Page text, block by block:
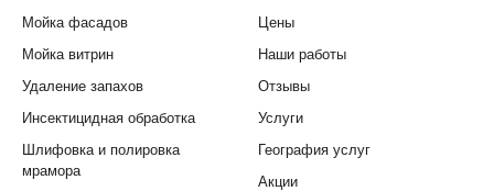
Мойка фасадов
Мойка витрин
Удаление запахов
Инсектицидная обработка
Шлифовка и полировка
мрамора
Цены
Наши работы
Отзывы
Услуги
География услуг
Акции